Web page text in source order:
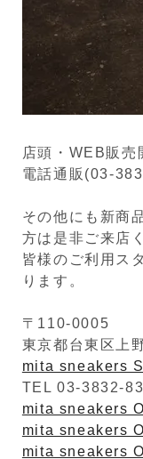
店頭・WEB販売
電話通販(03-
その他にも新商
方は是非ご来店
皆様のご利用ス
ります。
〒110-0005
東京都台東区上
mita sneakers
TEL 03-3832-
mita sneakers
mita sneakers
mita sneakers